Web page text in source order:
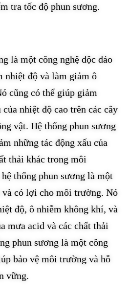
tra tốc độ phun sương.
là một công nghệ độc đáo
nhiệt độ và làm giảm ô
cũng có thể giúp giảm
nhiệt độ cao trên các cây
vật. Hệ thống phun sương
những tác động xấu của
thải khác trong môi
thống phun sương là một
và có lợi cho môi trường. Nó
độ, ô nhiễm không khí, và
mưa acid và các chất thải
phun sương là một công
bảo vệ môi trường và hỗ
vững.